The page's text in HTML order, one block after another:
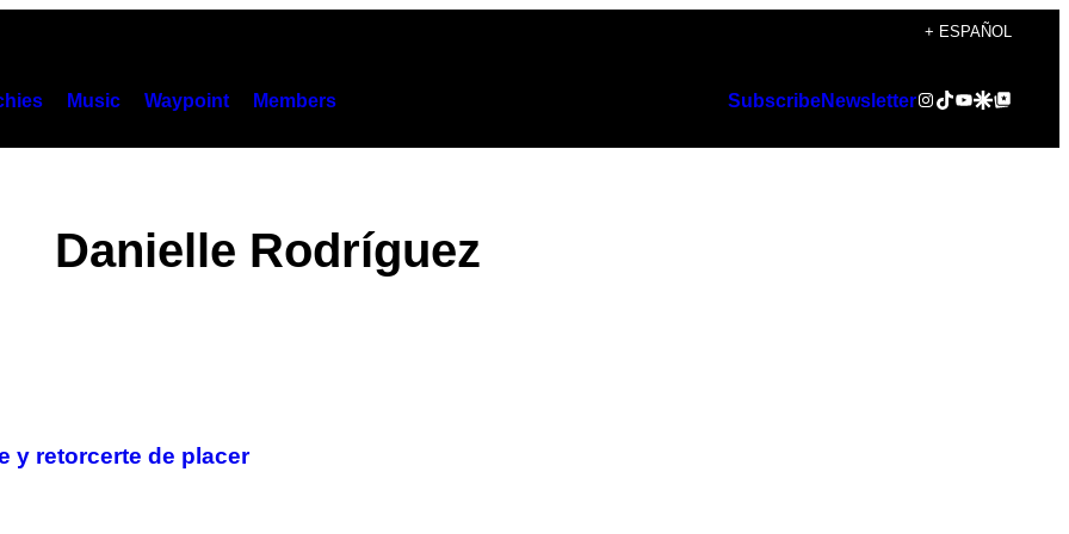
+ ESPAÑOL
Music Waypoint Members SubscribeNewsletterInstagram
TikTok
YouTube
Google Discover
Google Top Posts
Danielle Rodríguez
y retorcerte de placer